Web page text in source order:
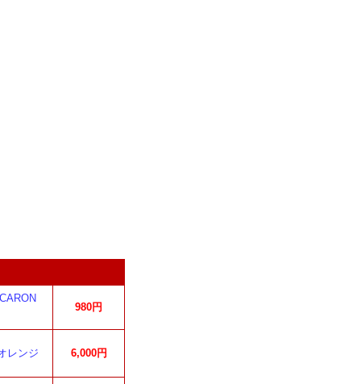
980円
レンジ 6,000円